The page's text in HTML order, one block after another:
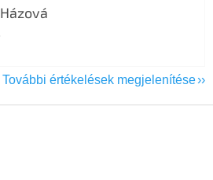
5-ből 5 csillag.
További értékelések megjelenítése